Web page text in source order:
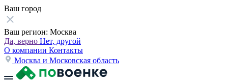
Ваш город
Ваш регион: Москва
Да, верно Нет, другой
О компании Контакты
Москва и Московская область